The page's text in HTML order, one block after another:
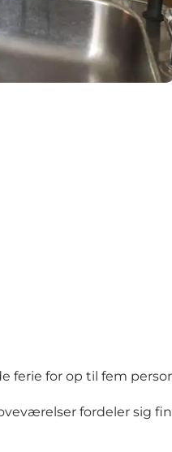
ferie for op til fem
fordeler sig